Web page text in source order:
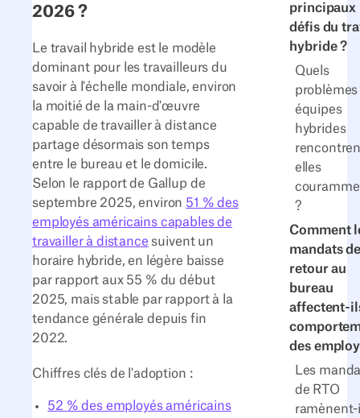
principaux
défis du
hybride ?
Quels
problèmes
équipes
hybrides
elles
?
Comment
mandats de
retour au
bureau
affectent-
des
Les
de RTO
ramènent-
2026 ?
Le travail hybride est le modèle
dominant pour les travailleurs du
savoir à l'échelle mondiale, environ
la moitié de la main-d'œuvre
capable de travailler à distance
partage désormais son temps
entre le bureau et le domicile.
Selon le rapport de Gallup de
septembre 2025, environ 51 % des
employés américains capables de
travailler à distance suivent un
horaire hybride, en légère baisse
par rapport aux 55 % du début
2025, mais stable par rapport à la
tendance générale depuis fin
2022.
Chiffres clés de l'adoption :
52 % des employés américains